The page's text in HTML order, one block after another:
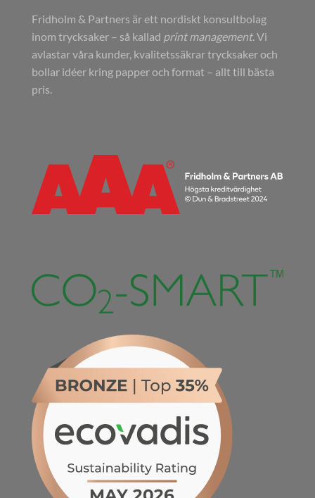
Fridholm & Partners är ett nordiskt konsultbolag
inom trycksaker – så kallad print management. Vi
avlastar våra kunder, kvalitetssäkrar trycksaker och
bollar idéer kring papper och format – allt till bästa
pris.